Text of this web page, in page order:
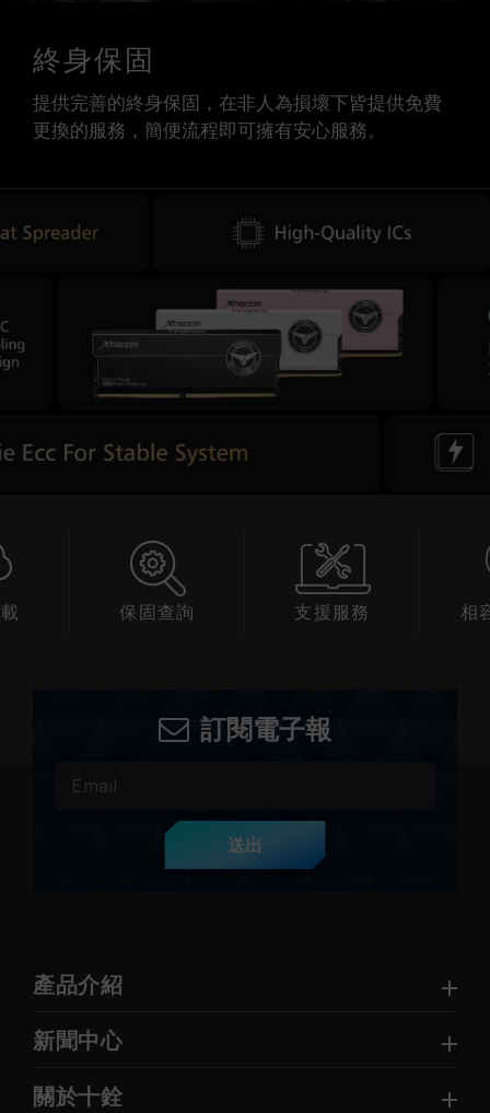
終身保固
提供完善的終身保固，在非人為損壞下皆提供免費
更換的服務，簡便流程即可擁有安心服務。
保固查詢 支援服務 相
訂閱電子報
送出
產品介紹
新聞中心
關於十銓